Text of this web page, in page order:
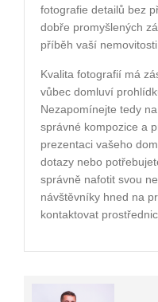
fotografie detailů bez
dobře promyšlených
příběh vaší nemovitosti.
Kvalita fotografií má
vůbec domluví
Nezapomínejte tedy
správné kompozice a
prezentaci vašeho
dotazy nebo
správně nafotit svou
návštěvníky hned na
kontaktovat